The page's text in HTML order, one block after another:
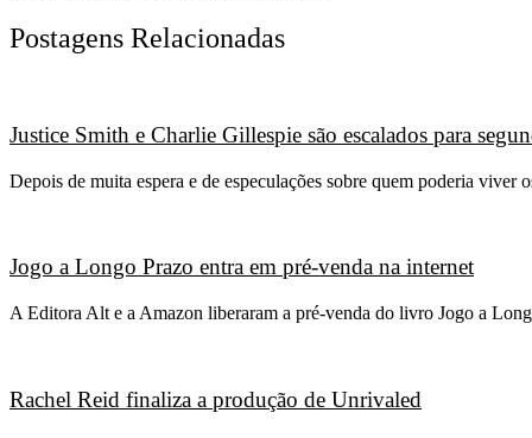
Postagens Relacionadas
Justice Smith e Charlie Gillespie são escalados para
Depois de muita espera e de especulações sobre quem poderia
Jogo a Longo Prazo entra em pré-venda na internet
A Editora Alt e a Amazon liberaram a pré-venda do livro Jogo a
Rachel Reid finaliza a produção de Unrivaled